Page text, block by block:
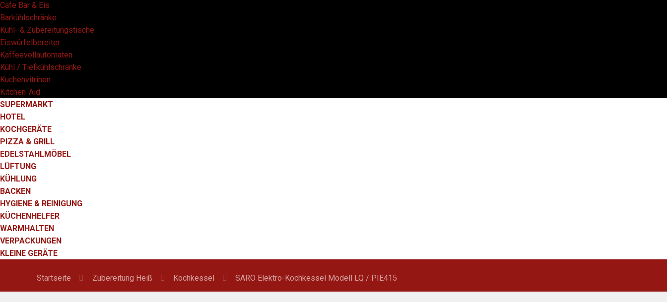
Cafe Bar & Eis
Barkühlschränke
Kühl- & Zubereitungstische
Eiswürfelbereiter
Kaffeevollautomaten
Kühl / Tiefkühlschränke
Kuchenvitrinen
Kitchen-Aid
SUPERMARKT
HOTEL
KOCHGERÄTE
PIZZA & GRILL
EDELSTAHLMÖBEL
LÜFTUNG
KÜHLUNG
BACKEN
HYGIENE & REINIGUNG
KÜCHENHELFER
WARMHALTEN
VERPACKUNGEN
KLEINE GERÄTE
Startseite Zubereitung Heiß Kochkessel SARO Elektro-Kochkessel Modell LQ / PIE415